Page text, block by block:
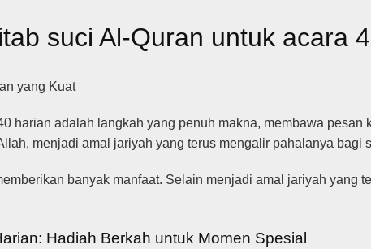
suci Al-Quran untuk acara
yang Kuat
harian adalah langkah yang penuh makna, membawa
menjadi amal jariyah yang terus mengalir pahalanya bagi
banyak manfaat. Selain menjadi amal jariyah yang
Hadiah Berkah untuk Momen Spesial